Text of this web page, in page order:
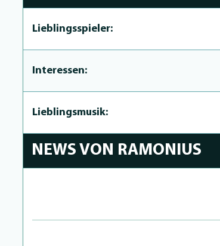
Lieblingsspieler:
Interessen:
Lieblingsmusik:
NEWS VON RAMONIUS